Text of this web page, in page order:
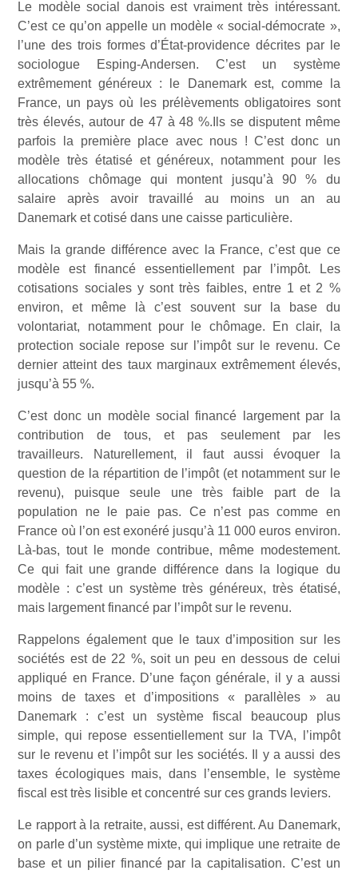
Le modèle social danois est vraiment très intéressant.
C’est ce qu’on appelle un modèle « social-démocrate »,
l’une des trois formes d’État-providence décrites par le
sociologue Esping-Andersen. C’est un système
extrêmement généreux : le Danemark est, comme la
France, un pays où les prélèvements obligatoires sont
très élevés, autour de 47 à 48 %.Ils se disputent même
parfois la première place avec nous ! C’est donc un
modèle très étatisé et généreux, notamment pour les
allocations chômage qui montent jusqu’à 90 % du
salaire après avoir travaillé au moins un an au
Danemark et cotisé dans une caisse particulière.
Mais la grande différence avec la France, c’est que ce
modèle est financé essentiellement par l’impôt. Les
cotisations sociales y sont très faibles, entre 1 et 2 %
environ, et même là c’est souvent sur la base du
volontariat, notamment pour le chômage. En clair, la
protection sociale repose sur l’impôt sur le revenu. Ce
dernier atteint des taux marginaux extrêmement élevés,
jusqu’à 55 %.
C’est donc un modèle social financé largement par la
contribution de tous, et pas seulement par les
travailleurs. Naturellement, il faut aussi évoquer la
question de la répartition de l’impôt (et notamment sur le
revenu), puisque seule une très faible part de la
population ne le paie pas. Ce n’est pas comme en
France où l’on est exonéré jusqu’à 11 000 euros environ.
Là-bas, tout le monde contribue, même modestement.
Ce qui fait une grande différence dans la logique du
modèle : c’est un système très généreux, très étatisé,
mais largement financé par l’impôt sur le revenu.
Rappelons également que le taux d’imposition sur les
sociétés est de 22 %, soit un peu en dessous de celui
appliqué en France. D’une façon générale, il y a aussi
moins de taxes et d’impositions « parallèles » au
Danemark : c’est un système fiscal beaucoup plus
simple, qui repose essentiellement sur la TVA, l’impôt
sur le revenu et l’impôt sur les sociétés. Il y a aussi des
taxes écologiques mais, dans l’ensemble, le système
fiscal est très lisible et concentré sur ces grands leviers.
Le rapport à la retraite, aussi, est différent. Au Danemark,
on parle d’un système mixte, qui implique une retraite de
base et un pilier financé par la capitalisation. C’est un